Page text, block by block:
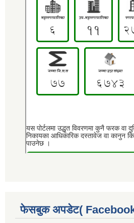
फेसबुक अपडेट(